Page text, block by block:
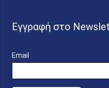
Εγγραφή στο
Email